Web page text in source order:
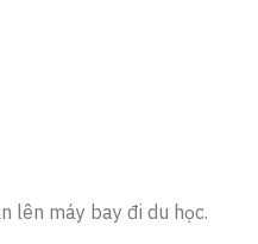
lên máy bay đi du học.